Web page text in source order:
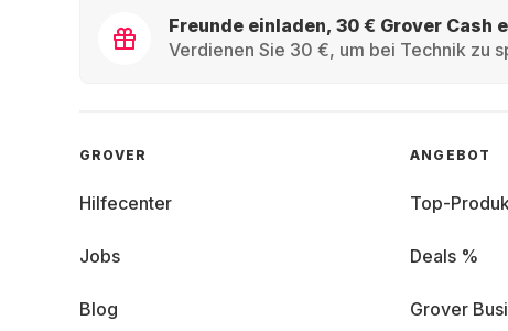
Freunde einladen, 30 € Grover Cash
Verdienen Sie 30 €, um bei Technik zu
GROVER
Hilfecenter
Jobs
Blog
ANGEBOT
Top-
Deals %
Grover